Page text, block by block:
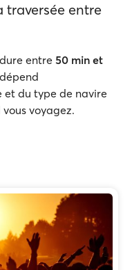
traversée entre
entre 50 min et
et du type de navire
voyagez.